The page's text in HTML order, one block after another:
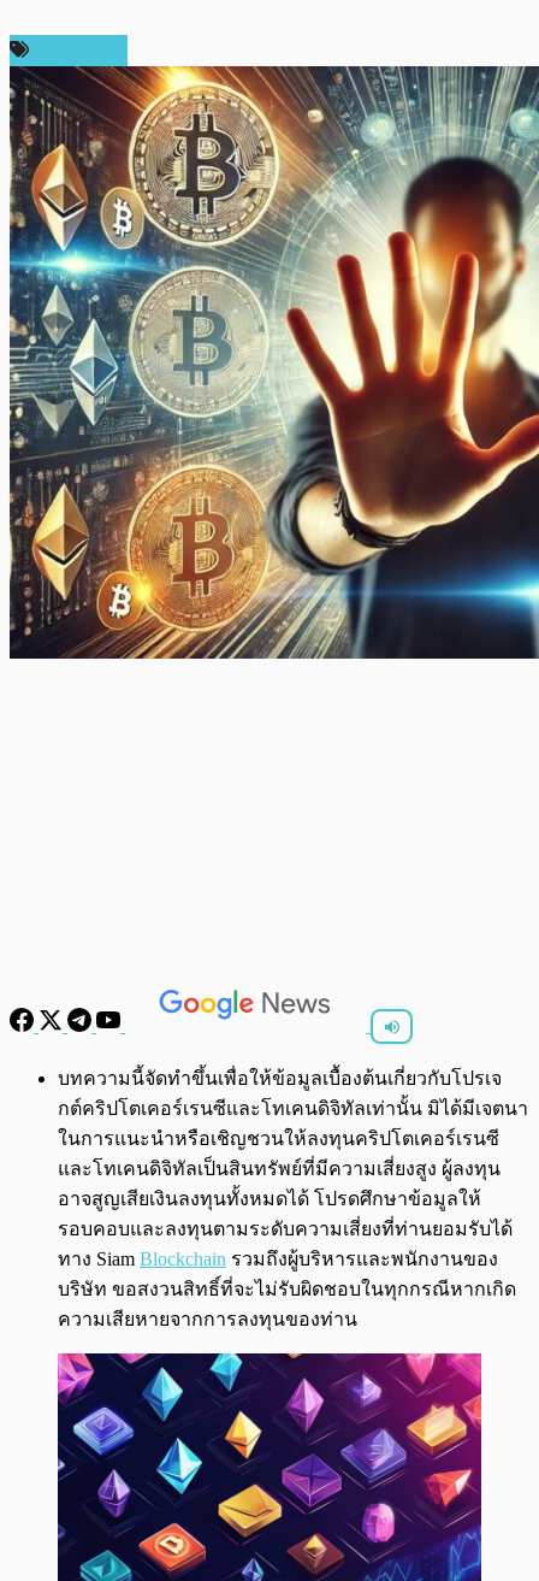
พร้อมเล่น 0:00/0:00
บทความนี้จัดทำขึ้นเพื่อให้ข้อมูลเบื้องต้นเกี่ยวกับโปรเจ
กต์คริปโตเคอร์เรนซีและโทเคนดิจิทัลเท่านั้น มิได้มีเจตนา
ในการแนะนำหรือเชิญชวนให้ลงทุนคริปโตเคอร์เรนซี
และโทเคนดิจิทัลเป็นสินทรัพย์ที่มีความเสี่ยงสูง ผู้ลงทุน
อาจสูญเสียเงินลงทุนทั้งหมดได้ โปรดศึกษาข้อมูลให้
รอบคอบและลงทุนตามระดับความเสี่ยงที่ท่านยอมรับได้
ทาง Siam Blockchain รวมถึงผู้บริหารและพนักงานของ
บริษัท ขอสงวนสิทธิ์ที่จะไม่รับผิดชอบในทุกกรณีหากเกิด
ความเสียหายจากการลงทุนของท่าน